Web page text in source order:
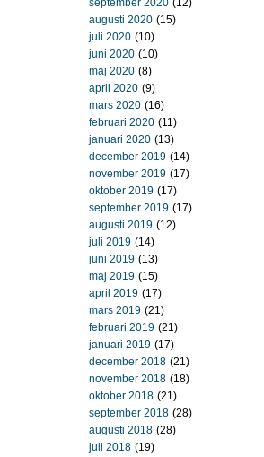
september 2020 (12)
augusti 2020 (15)
juli 2020 (10)
juni 2020 (10)
maj 2020 (8)
april 2020 (9)
mars 2020 (16)
februari 2020 (11)
januari 2020 (13)
december 2019 (14)
november 2019 (17)
oktober 2019 (17)
september 2019 (17)
augusti 2019 (12)
juli 2019 (14)
juni 2019 (13)
maj 2019 (15)
april 2019 (17)
mars 2019 (21)
februari 2019 (21)
januari 2019 (17)
december 2018 (21)
november 2018 (18)
oktober 2018 (21)
september 2018 (28)
augusti 2018 (28)
juli 2018 (19)